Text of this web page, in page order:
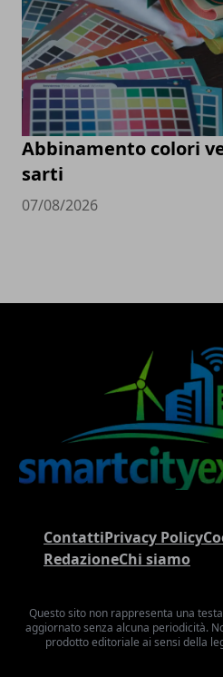
Abbinamento colori
sarti
07/08/2026
ContattiPrivacy Policy
RedazioneChi siamo
Questo sito non rappresenta una
aggiornato senza alcuna periodicità.
prodotto editoriale ai sensi della